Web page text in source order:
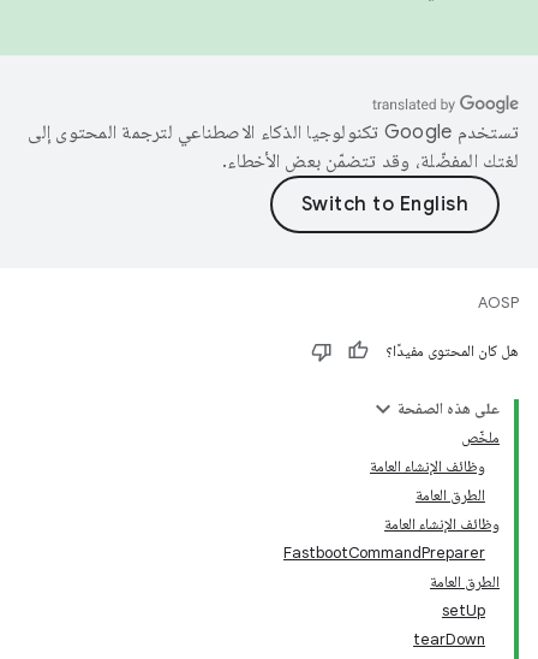
تستخدم Google تكنولوجيا الذكاء الاصطناعي لترجمة المحتوى إلى
لغتك المفضّلة، وقد تتضمّن بعض الأخطاء.
AOSP
هل كان المحتوى مفيدًا؟
على هذه الصفحة
ملخّص
وظائف الإنشاء العامة
الطرق العامة
وظائف الإنشاء العامة
FastbootCommandPreparer
الطرق العامة
setUp
tearDown